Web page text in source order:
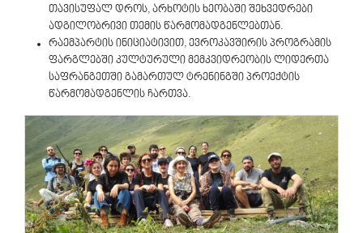
თავისუფალ დროს, არხოტის ხეობაში შეხვედრები
ადგილობრივი თემის წარმომადგენლებთან.
რაემპარტის ინიციატივით, ევროკავშირის პროგრამის
ფარგლებში კულტურული მემკვიდრეობის ლიდერთა
საფრანგეთში გამართულ ტრენინგში პროექტის
წარმომადგენლის ჩართვა.